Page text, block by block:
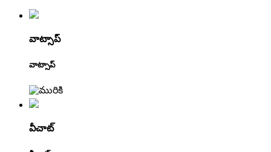
వాట్సాప్
వాట్సాప్
వీచాట్